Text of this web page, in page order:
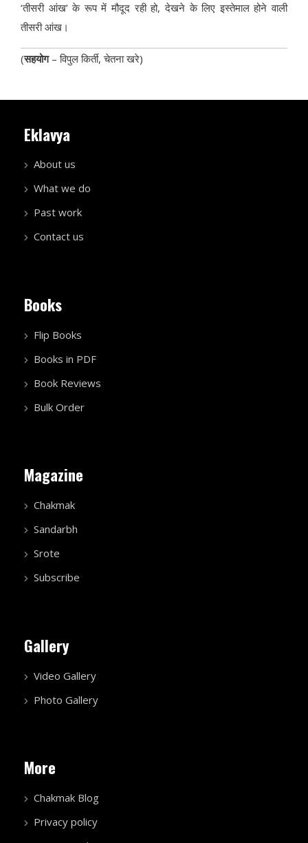
‘तीसरी आंख’ के रूप में मौदूद रही हो, देखने के लिए इस्‍तेमाल होने वाली
तीसरी आंख।
(सहयोग– विपुल किर्ती, चेतना खरे)
Eklavya
About us
What we do
Past work
Contact us
Books
Flip Books
Books in PDF
Book Reviews
Bulk Order
Magazine
Chakmak
Sandarbh
Srote
Subscribe
Gallery
Video Gallery
Photo Gallery
More
Chakmak Blog
Privacy policy